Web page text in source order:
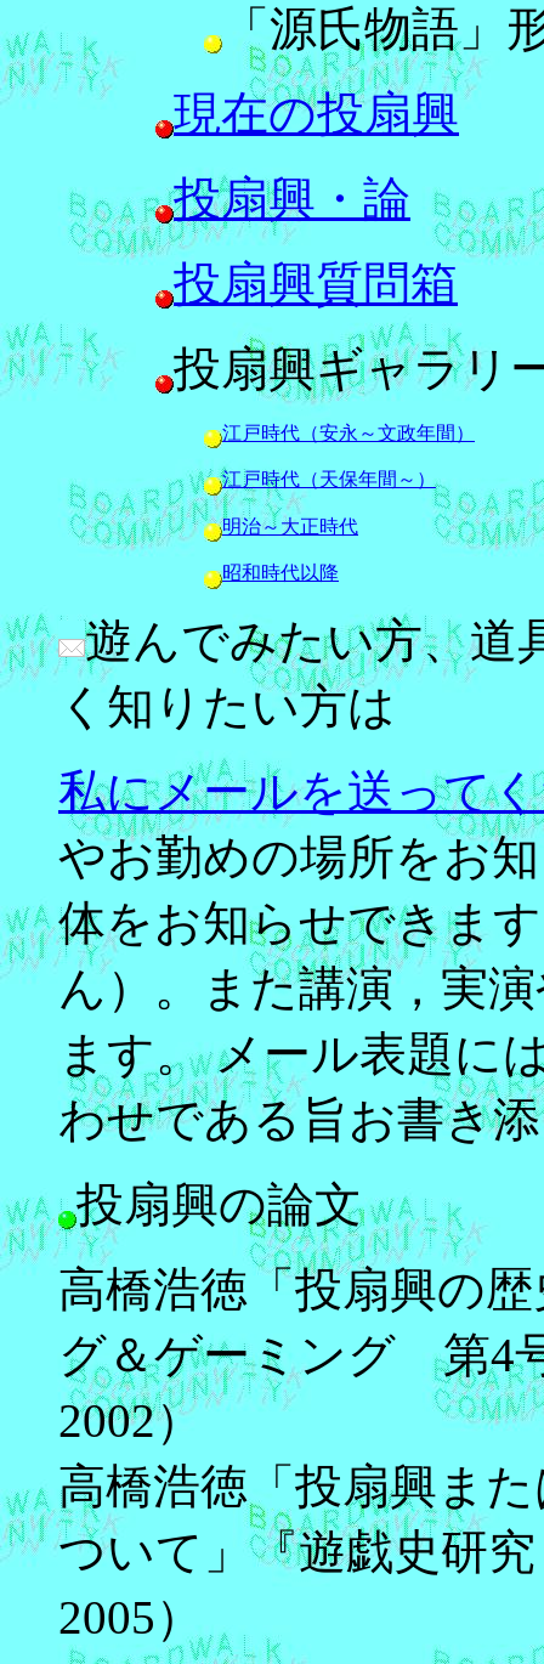
「源氏物語」
現在の投扇興
投扇興・論
投扇興質問箱
投扇興ギャラリ
江戸時代（安永～文政年間）
江戸時代（天保年間～）
明治～大正時代
昭和時代以降
遊んでみたい方、道
く知りたい方は
私にメールを送って
やお勤めの場所をお
体をお知らせできま
ん）。また講演，実
ます。 メール表題に
わせである旨お書き
投扇興の論文
高橋浩徳「投扇興の
グ＆ゲーミング 第4
2002）
高橋浩徳「投扇興ま
ついて」『遊戯史研
2005）